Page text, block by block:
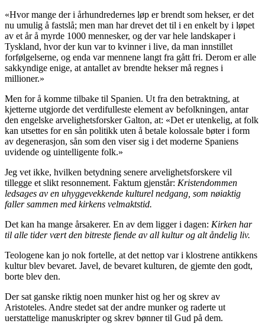
«Hvor mange der i århundredernes løp er brendt som hekser, er det
nu umulig å fastslå; men man har drevet det til i en enkelt by i løpet
av et år å myrde 1000 mennesker, og der var hele landskaper i
Tyskland, hvor der kun var to kvinner i live, da man innstillet
forfølgelserne, og enda var mennene langt fra gått fri. Derom er alle
sakkyndige enige, at antallet av brendte hekser må regnes i
millioner.»
Men for å komme tilbake til Spanien. Ut fra den betraktning, at
kjetterne utgjorde det verdifulleste element av befolkningen, antar
den engelske arvelighetsforsker Galton, at: «Det er utenkelig, at folk
kan utsettes for en sån politikk uten å betale kolossale bøter i form
av degenerasjon, sån som den viser sig i det moderne Spaniens
uvidende og uintelligente folk.»
Jeg vet ikke, hvilken betydning senere arvelighetsforskere vil
tillegge et slikt resonnement. Faktum gjenstår: Kristendommen
ledsages av en uhyggevekkende kulturel nedgang, som nøiaktig
faller sammen med kirkens velmaktstid.
Det kan ha mange årsakerer. En av dem ligger i dagen: Kirken har
til alle tider vært den bitreste fiende av all kultur og alt åndelig liv.
Teologene kan jo nok fortelle, at det nettop var i klostrene antikkens
kultur blev bevaret. Javel, de bevaret kulturen, de gjemte den godt,
borte blev den.
Der sat ganske riktig noen munker hist og her og skrev av
Aristoteles. Andre stedet sat der andre munker og raderte ut
uerstattelige manuskripter og skrev bønner til Gud på dem.